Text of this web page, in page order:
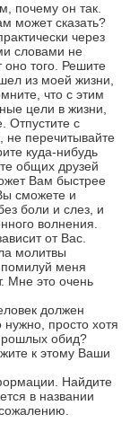
почему он так.
может сказать?
через
словами не
оно того. Решите
из моей жизни,
что с этим
цели в жизни,
Отпустите с
не перечитывайте
куда-нибудь
общих друзей
Вам быстрее
сможете и
боли и слез, и
волнения.
от Вас.
молитвы
меня
Мне это очень
должен
нужно, просто хотя
обид?
к этому Ваши
Найдите
в названии